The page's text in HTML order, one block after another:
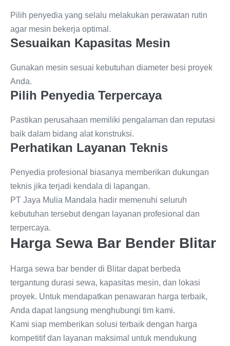
Pilih penyedia yang selalu melakukan perawatan rutin
agar mesin bekerja optimal.
Sesuaikan Kapasitas Mesin
Gunakan mesin sesuai kebutuhan diameter besi proyek
Anda.
Pilih Penyedia Terpercaya
Pastikan perusahaan memiliki pengalaman dan reputasi
baik dalam bidang alat konstruksi.
Perhatikan Layanan Teknis
Penyedia profesional biasanya memberikan dukungan
teknis jika terjadi kendala di lapangan.
PT Jaya Mulia Mandala hadir memenuhi seluruh
kebutuhan tersebut dengan layanan profesional dan
terpercaya.
Harga Sewa Bar Bender Blitar
Harga sewa bar bender di Blitar dapat berbeda
tergantung durasi sewa, kapasitas mesin, dan lokasi
proyek. Untuk mendapatkan penawaran harga terbaik,
Anda dapat langsung menghubungi tim kami.
Kami siap memberikan solusi terbaik dengan harga
kompetitif dan layanan maksimal untuk mendukung